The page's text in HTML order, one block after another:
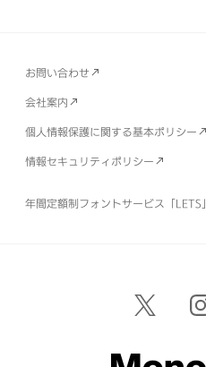
お問い合わせ
会社案内
個人情報保護に関する基本ポリシー
情報セキュリティポリシー
年間定額制フォントサービス「LETS」